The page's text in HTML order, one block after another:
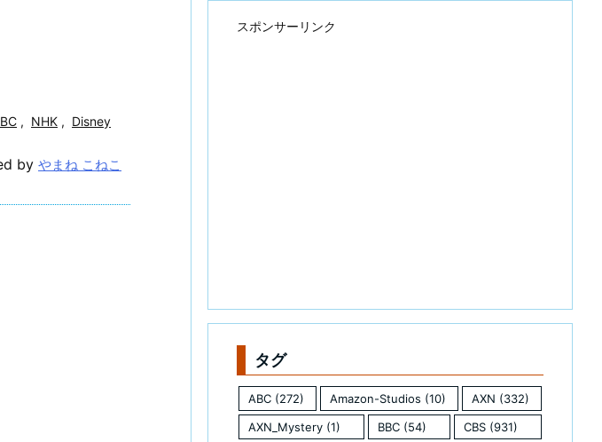
, NHK , Disney
by やまね こねこ
スポンサーリンク
タグ
ABC (272) Amazon-Studios (10) AXN (332)
AXN_Mystery (1) BBC (54) CBS (931)